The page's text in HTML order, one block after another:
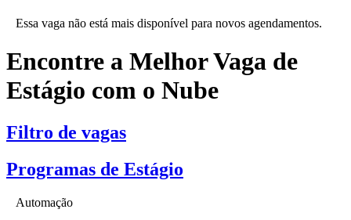
Essa vaga não está mais disponível para novos agendamentos.
Encontre a Melhor Vaga de
Estágio com o Nube
Filtro de vagas
Programas de Estágio
Automação